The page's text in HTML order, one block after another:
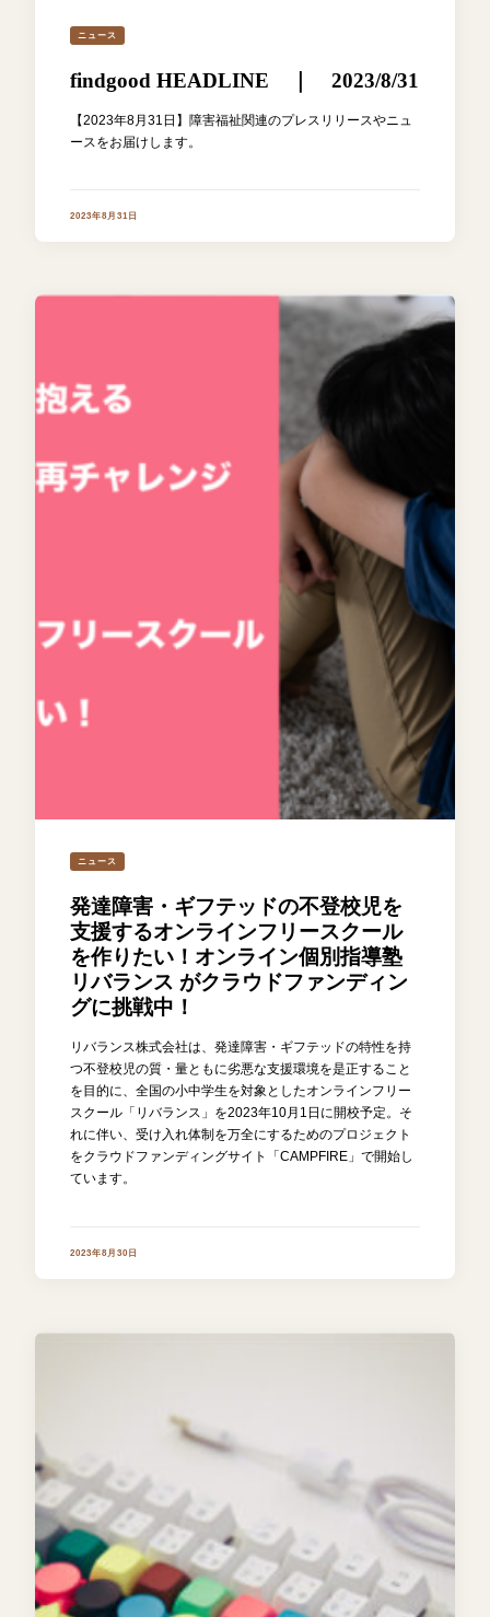
ニュース
findgood HEADLINE ｜ 2023/8/31
【2023年8月31日】障害福祉関連のプレスリリースやニュ
ースをお届けします。
2023年8月31日
ニュース
発達障害・ギフテッドの不登校児を
支援するオンラインフリースクール
を作りたい！オンライン個別指導塾
リバランス がクラウドファンディン
グに挑戦中！
リバランス株式会社は、発達障害・ギフテッドの特性を持
つ不登校児の質・量ともに劣悪な支援環境を是正すること
を目的に、全国の小中学生を対象としたオンラインフリー
スクール「リバランス」を2023年10月1日に開校予定。そ
れに伴い、受け入れ体制を万全にするためのプロジェクト
をクラウドファンディングサイト「CAMPFIRE」で開始し
ています。
2023年8月30日